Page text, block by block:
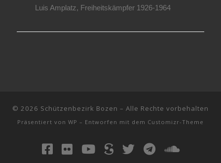
Luis Amplatz, Freiheitskämpfer 1926-1964
© 2026 Schützenbezirk Bozen – Alle Rechte vorbehalten
Präsentiert von WP – Entworfen mit dem Customizr-Theme